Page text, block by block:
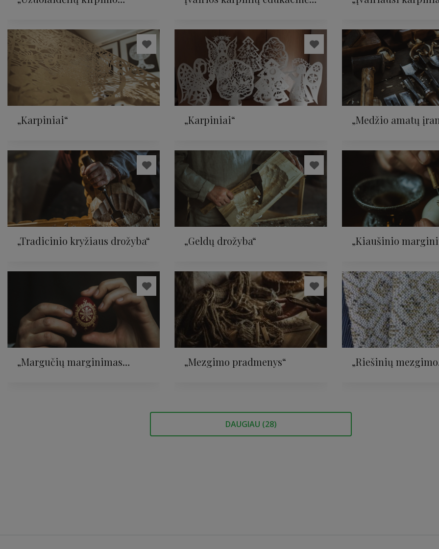
„Karpiniai“ „Karpiniai“
„Medžio amatų
„Tradicinio kryžiaus drožyba“ „Geldų drožyba“
„Kiaušinio
„Margučių marginimas
„Mezgimo pradmenys“
„Riešinių mezgimo
DAUGIAU (28)